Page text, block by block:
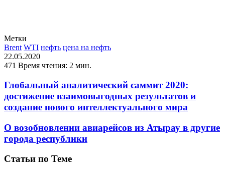
Метки
Brent WTI нефть цена на нефть
22.05.2020
471 Время чтения: 2 мин.
Глобальный аналитический саммит 2020:
достижение взаимовыгодных результатов и
создание нового интеллектуального мира
О возобновлении авиарейсов из Атырау в другие
города республики
Статьи по Теме